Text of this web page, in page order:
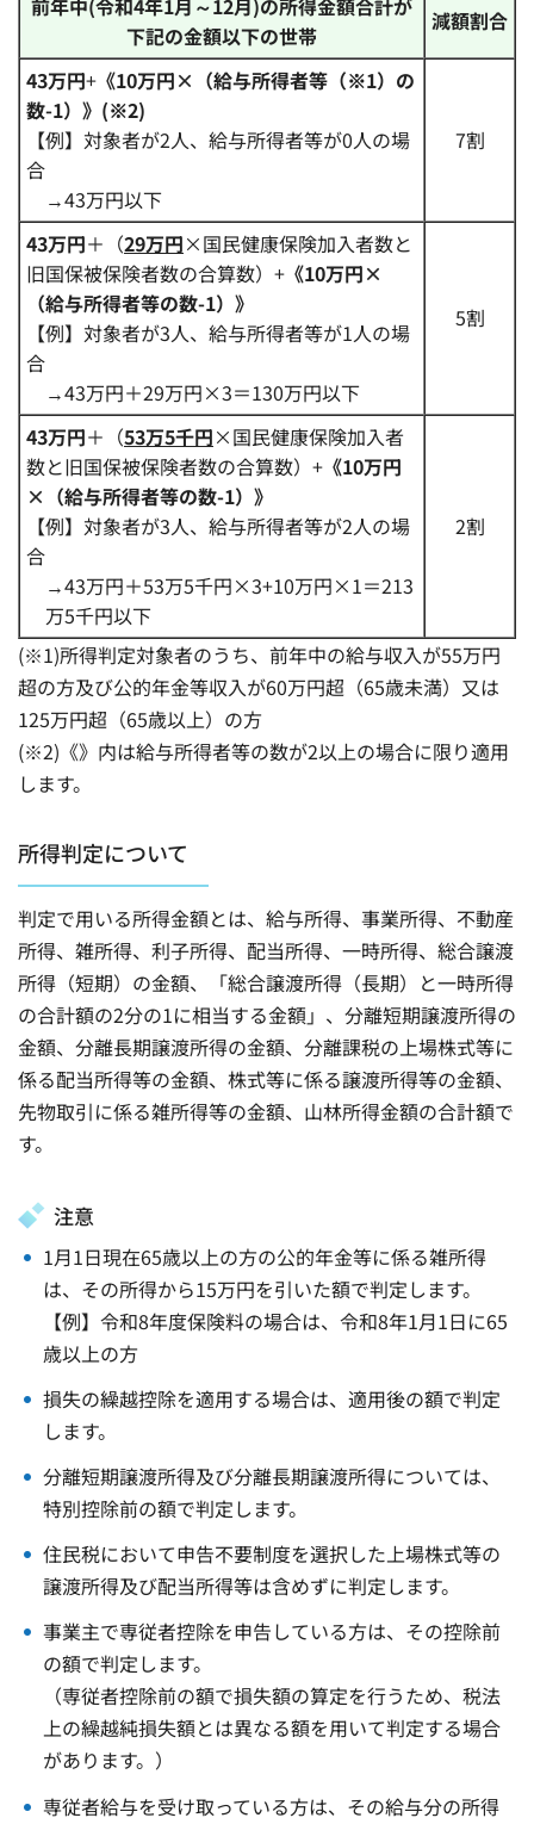
下記の金額以下の世帯
減額割合
43万円+ 《10万円×（給与所得者等（※1）の
数-1）》(※2)
【例】対象者が2人、給与所得者等が0人の場
合
→43万円以下
7割
43万円＋（29万円×国民健康保険加入者数と
旧国保被保険者数の合算数）+ 《10万円×
（給与所得者等の数-1）》
【例】対象者が3人、給与所得者等が1人の場
合
→43万円＋29万円×3＝130万円以下
5割
43万円＋（53万5千円×国民健康保険加入者
数と旧国保被保険者数の合算数）+ 《10万円
×（給与所得者等の数-1）》
【例】対象者が3人、給与所得者等が2人の場
合
→43万円＋53万5千円×3+10万円×1＝213
万5千円以下
2割
(※1)所得判定対象者のうち、前年中の給与収入が55万円
超の方及び公的年金等収入が60万円超（65歳未満）又は
125万円超（65歳以上）の方
(※2)《》内は給与所得者等の数が2以上の場合に限り適用
します。
所得判定について
判定で用いる所得金額とは、給与所得、事業所得、不動産
所得、雑所得、利子所得、配当所得、一時所得、総合譲渡
所得（短期）の金額、「総合譲渡所得（長期）と一時所得
の合計額の2分の1に相当する金額」、分離短期譲渡所得の
金額、分離長期譲渡所得の金額、分離課税の上場株式等に
係る配当所得等の金額、株式等に係る譲渡所得等の金額、
先物取引に係る雑所得等の金額、山林所得金額の合計額で
す。
注意
1月1日現在65歳以上の方の公的年金等に係る雑所得
は、その所得から15万円を引いた額で判定します。
【例】令和8年度保険料の場合は、令和8年1月1日に65
歳以上の方
損失の繰越控除を適用する場合は、適用後の額で判定
します。
分離短期譲渡所得及び分離長期譲渡所得については、
特別控除前の額で判定します。
住民税において申告不要制度を選択した上場株式等の
譲渡所得及び配当所得等は含めずに判定します。
事業主で専従者控除を申告している方は、その控除前
の額で判定します。
（専従者控除前の額で損失額の算定を行うため、税法
上の繰越純損失額とは異なる額を用いて判定する場合
があります。）
専従者給与を受け取っている方は、その給与分の所得